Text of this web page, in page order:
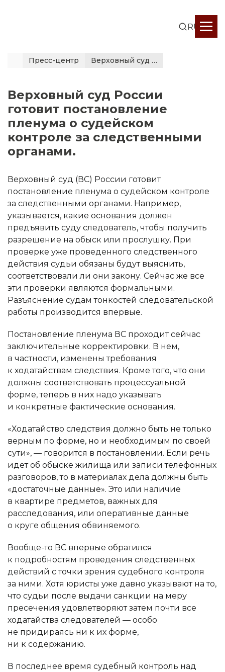
RUS
Пресс-центр Верховный суд России готовит постановление пленума о...
Верховный суд России
готовит постановление
пленума о судейском
контроле за следственными
органами.
Верховный суд (ВС) России готовит
постановление пленума о судейском контроле
за следственными органами. Например,
указывается, какие основания должен
предъявить суду следователь, чтобы получить
разрешение на обыск или прослушку. При
проверке уже проведенного следственного
действия судьи обязаны будут выяснить,
соответствовали ли они закону. Сейчас же все
эти проверки являются формальными.
Разъяснение судам тонкостей следовательской
работы производится впервые.
Постановление пленума ВС проходит сейчас
заключительные корректировки. В нем,
в частности, изменены требования
к ходатайствам следствия. Кроме того, что они
должны соответствовать процессуальной
форме, теперь в них надо указывать
и конкретные фактические основания.
«Ходатайство следствия должно быть не только
верным по форме, но и необходимым по своей
сути», — говорится в постановлении. Если речь
идет об обыске жилища или записи телефонных
разговоров, то в материалах дела должны быть
«достаточные данные». Это или наличие
в квартире предметов, важных для
расследования, или оперативные данные
о круге общения обвиняемого.
Вообще-то ВС впервые обратился
к подробностям проведения следственных
действий с точки зрения судебного контроля
за ними. Хотя юристы уже давно указывают на то,
что судьи после выдачи санкции на меру
пресечения удовлетворяют затем почти все
ходатайства следователей — особо
не придираясь ни к их форме,
ни к содержанию.
В последнее время судебный контроль над